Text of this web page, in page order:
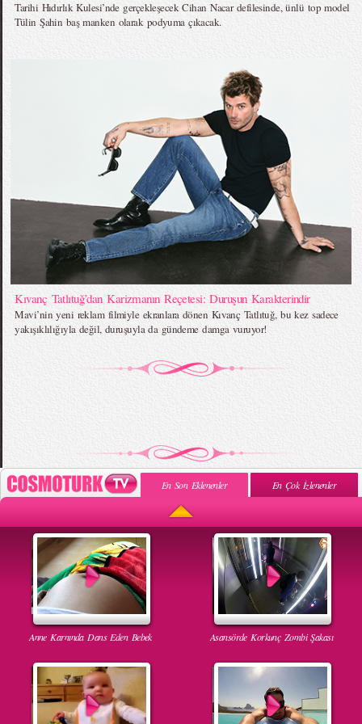
Tarihi Hıdırlık Kulesi’nde gerçekleşecek Cihan Nacar defilesinde, ünlü top model
Tülin Şahin baş manken olarak podyuma çıkacak.
Kıvanç Tatlıtuğ’dan Karizmanın Reçetesi: Duruşun Karakterindir
Mavi’nin yeni reklam filmiyle ekranlara dönen Kıvanç Tatlıtuğ, bu kez sadece
yakışıklılığıyla değil, duruşuyla da gündeme damga vuruyor!
En Son Eklenenler En Çok İzlenenler
Anne Karnında Dans Eden Bebek Asansörde Korkunç Zombi Şakası